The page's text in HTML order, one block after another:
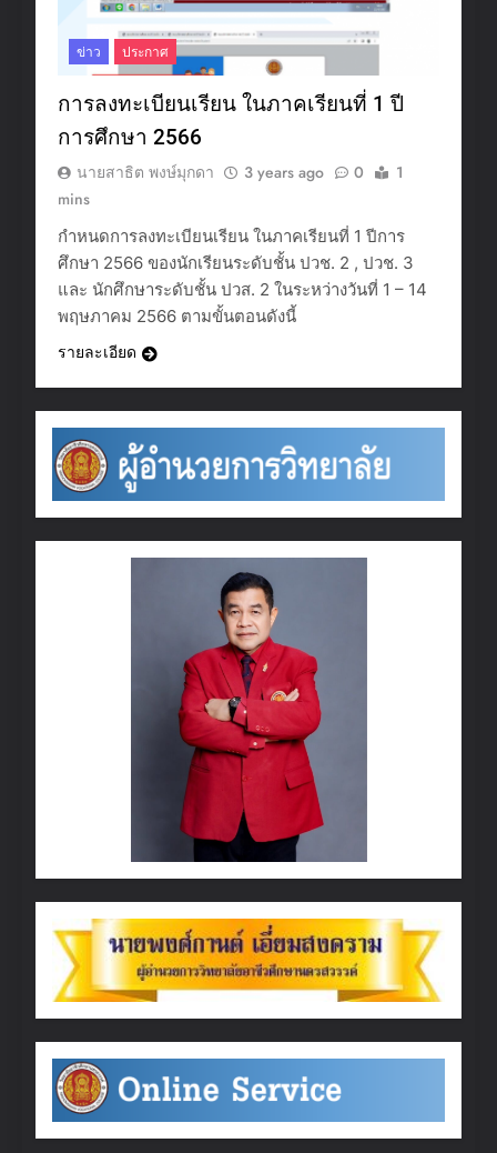
ข่าว ประกาศ
การลงทะเบียนเรียน ในภาคเรียนที่ 1 ปี
การศึกษา 2566
นายสาธิต พงษ์มุกดา 3 years ago 0
1
mins
กำหนดการลงทะเบียนเรียน ในภาคเรียนที่ 1 ปีการ
ศึกษา 2566 ของนักเรียนระดับชั้น ปวช. 2 , ปวช. 3
และ นักศึกษาระดับชั้น ปวส. 2 ในระหว่างวันที่ 1 – 14
พฤษภาคม 2566 ตามขั้นตอนดังนี้
รายละเอียด